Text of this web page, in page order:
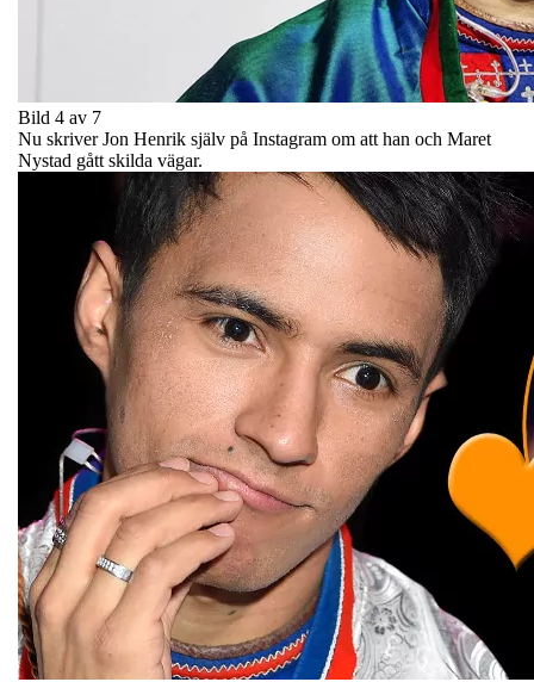
Bild 4 av 7
Nu skriver Jon Henrik själv på Instagram om att han och Maret
Nystad gått skilda vägar.